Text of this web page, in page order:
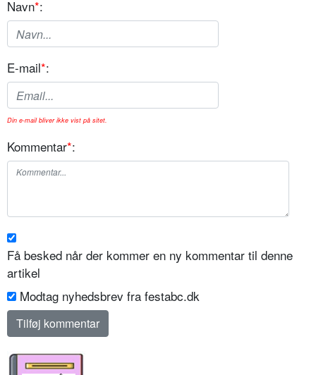
Navn*:
E-mail*:
Din e-mail bliver ikke vist på sitet.
Kommentar*:
Få besked når der kommer en ny kommentar til denne
artikel
Modtag nyhedsbrev fra festabc.dk